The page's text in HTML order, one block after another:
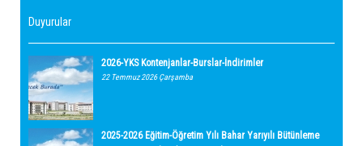
Duyurular
2026-YKS Kontenjanlar-Burslar-İndirimler
22 Temmuz 2026 Çarşamba
2025-2026 Eğitim-Öğretim Yılı Bahar Yarıyılı Bütünleme